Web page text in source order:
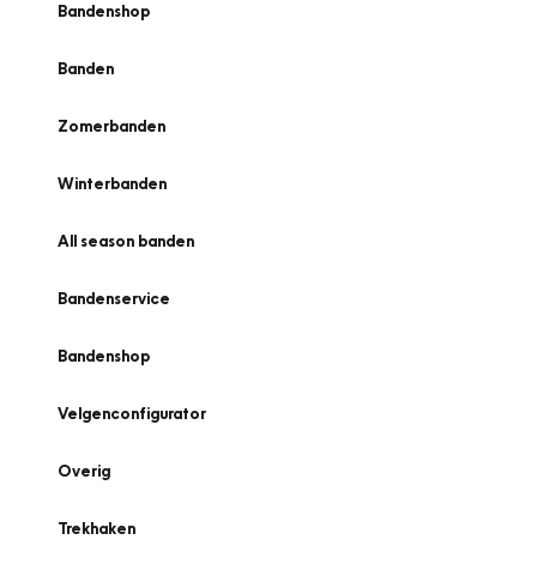
Bandenshop
Banden
Zomerbanden
Winterbanden
All season banden
Bandenservice
Bandenshop
Velgenconfigurator
Overig
Trekhaken